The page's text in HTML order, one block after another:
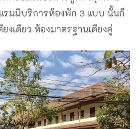
แรมมีบริการห้องพัก 3 แบบ นั้นก็
งเดียว ห้องมาตรฐานเตียงคู่